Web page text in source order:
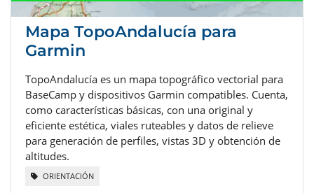
Mapa TopoAndalucía para
Garmin
TopoAndalucía es un mapa topográfico vectorial para
BaseCamp y dispositivos Garmin compatibles. Cuenta,
como características básicas, con una original y
eficiente estética, viales ruteables y datos de relieve
para generación de perfiles, vistas 3D y obtención de
altitudes.
ORIENTACIÓN